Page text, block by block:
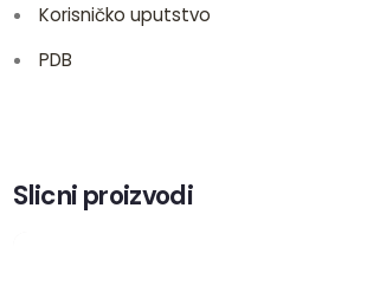
Korisničko uputstvo
PDB
Slicni proizvodi